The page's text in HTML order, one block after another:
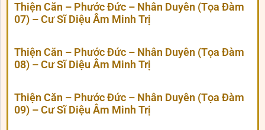
Thiện Căn – Phước Đức – Nhân Duyên (Tọa Đàm
07) – Cư Sĩ Diệu Âm Minh Trị
Thiện Căn – Phước Đức – Nhân Duyên (Tọa Đàm
08) – Cư Sĩ Diệu Âm Minh Trị
Thiện Căn – Phước Đức – Nhân Duyên (Tọa Đàm
09) – Cư Sĩ Diệu Âm Minh Trị